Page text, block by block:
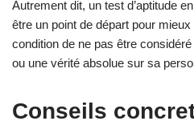
Autrement dit, un test d’aptitude
être un point de départ pour
condition de ne pas être
ou une vérité absolue sur sa
Conseils